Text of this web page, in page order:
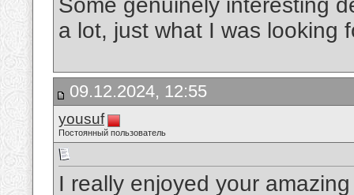
Some genuinely interesting
a lot, just what I was looking
09.12.2024, 12:55
yousuf
Постоянный пользователь
I really enjoyed your